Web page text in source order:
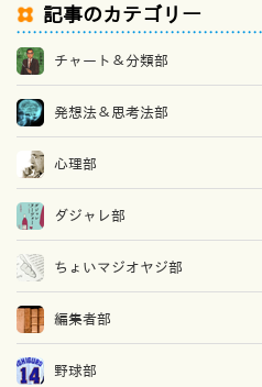
記事のカテゴリー
チャート＆分類部
発想法＆思考法部
心理部
ダジャレ部
ちょいマジオヤジ部
編集者部
野球部